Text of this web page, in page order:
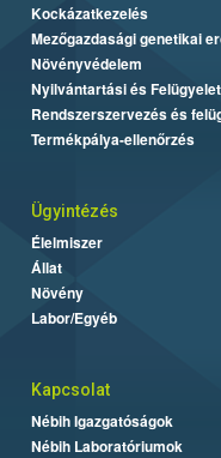
Kockázatkezelés
Mezőgazdasági genetikai
Növényvédelem
Nyilvántartási és
Rendszerszervezés és
Termékpálya-ellenőrzés
Ügyintézés
Élelmiszer
Állat
Növény
Labor/Egyéb
Kapcsolat
Nébih Igazgatóságok
Nébih Laboratóriumok